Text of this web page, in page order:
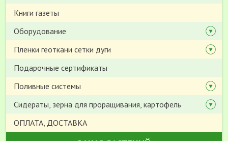
Книги газеты
Оборудование
Пленки геоткани сетки дуги
Подарочные сертификаты
Поливные системы
Сидераты, зерна для проращивания, картофель
ОПЛАТА, ДОСТАВКА